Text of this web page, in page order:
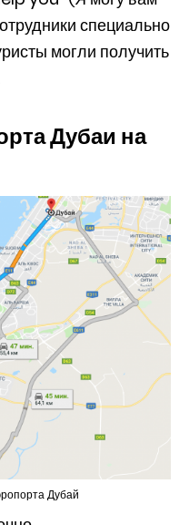
специально
могли получить
Дубаи на
Дубай